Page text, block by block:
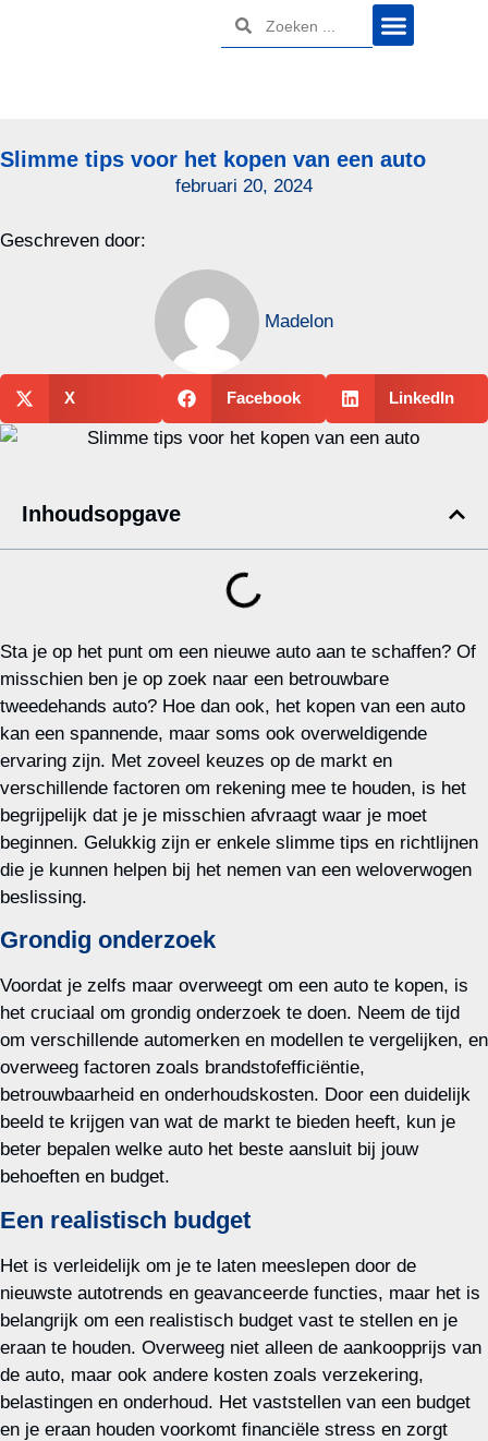
Slimme tips voor het kopen van een auto
februari 20, 2024
Geschreven door:
Madelon
X Facebook LinkedIn
Inhoudsopgave
Sta je op het punt om een nieuwe auto aan te schaffen? Of
misschien ben je op zoek naar een betrouwbare
tweedehands auto? Hoe dan ook, het kopen van een auto
kan een spannende, maar soms ook overweldigende
ervaring zijn. Met zoveel keuzes op de markt en
verschillende factoren om rekening mee te houden, is het
begrijpelijk dat je je misschien afvraagt waar je moet
beginnen. Gelukkig zijn er enkele slimme tips en richtlijnen
die je kunnen helpen bij het nemen van een weloverwogen
beslissing.
Grondig onderzoek
Voordat je zelfs maar overweegt om een auto te kopen, is
het cruciaal om grondig onderzoek te doen. Neem de tijd
om verschillende automerken en modellen te vergelijken, en
overweeg factoren zoals brandstofefficiëntie,
betrouwbaarheid en onderhoudskosten. Door een duidelijk
beeld te krijgen van wat de markt te bieden heeft, kun je
beter bepalen welke auto het beste aansluit bij jouw
behoeften en budget.
Een realistisch budget
Het is verleidelijk om je te laten meeslepen door de
nieuwste autotrends en geavanceerde functies, maar het is
belangrijk om een realistisch budget vast te stellen en je
eraan te houden. Overweeg niet alleen de aankoopprijs van
de auto, maar ook andere kosten zoals verzekering,
belastingen en onderhoud. Het vaststellen van een budget
en je eraan houden voorkomt financiële stress en zorgt